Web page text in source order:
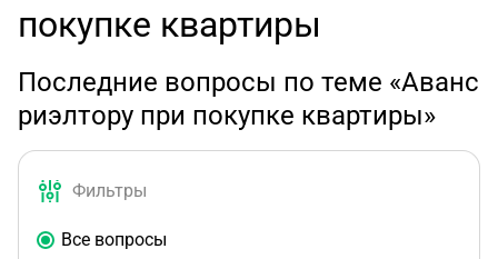
покупке квартиры
Последние вопросы по теме «Аванс
риэлтору при покупке квартиры»
Фильтры
Все вопросы